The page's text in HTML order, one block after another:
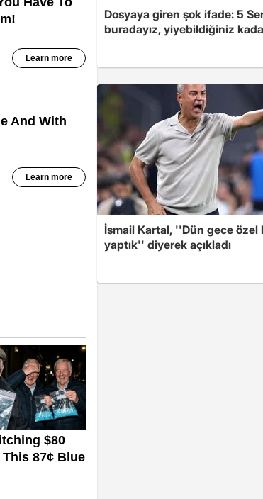
Dosyaya giren şok ifade: 5
buradayız, yiyebildiğiniz
İsmail Kartal, ''Dün gece özel
yaptık'' diyerek açıkladı